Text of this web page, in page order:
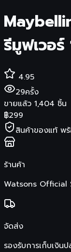
รีมูฟเวอ
4.95
29ครั้ง
ขายแล้ว 1,404 ชิ้น
฿299
สินค้าของแท้ พ
ร้านค้า
Watsons Official
จัดส่ง
รองรับการเก็บเงิน